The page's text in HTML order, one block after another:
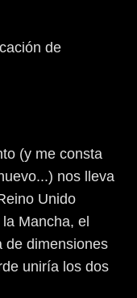
de
(y me consta
nos lleva
Unido
Mancha, el
de dimensiones
uniría los dos